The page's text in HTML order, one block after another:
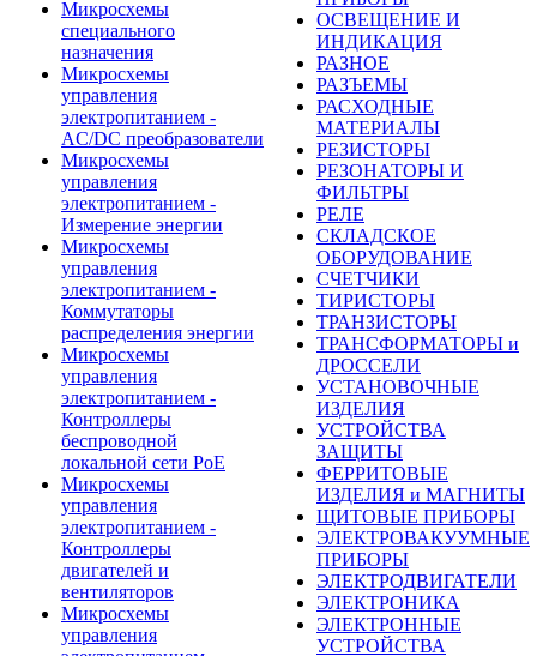
Микросхемы
специального
назначения
Микросхемы
управления
электропитанием -
AC/DC преобразователи
Микросхемы
управления
электропитанием -
Измерение энергии
Микросхемы
управления
электропитанием -
Коммутаторы
распределения энергии
Микросхемы
управления
электропитанием -
Контроллеры
беспроводной
локальной сети PoE
Микросхемы
управления
электропитанием -
Контроллеры
двигателей и
вентиляторов
Микросхемы
управления
ОСВЕЩЕНИЕ И
ИНДИКАЦИЯ
РАЗНОЕ
РАЗЪЕМЫ
РАСХОДНЫЕ
МАТЕРИАЛЫ
РЕЗИСТОРЫ
РЕЗОНАТОРЫ И
ФИЛЬТРЫ
РЕЛЕ
СКЛАДСКОЕ
ОБОРУДОВАНИЕ
СЧЕТЧИКИ
ТИРИСТОРЫ
ТРАНЗИСТОРЫ
ТРАНСФОРМАТОРЫ и
ДРОССЕЛИ
УСТАНОВОЧНЫЕ
ИЗДЕЛИЯ
УСТРОЙСТВА
ЗАЩИТЫ
ФЕРРИТОВЫЕ
ИЗДЕЛИЯ и МАГНИТЫ
ЩИТОВЫЕ ПРИБОРЫ
ЭЛЕКТРОВАКУУМНЫЕ
ПРИБОРЫ
ЭЛЕКТРОДВИГАТЕЛИ
ЭЛЕКТРОНИКА
ЭЛЕКТРОННЫЕ
УСТРОЙСТВА